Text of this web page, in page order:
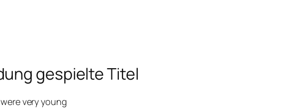
gespielte Titel
very young